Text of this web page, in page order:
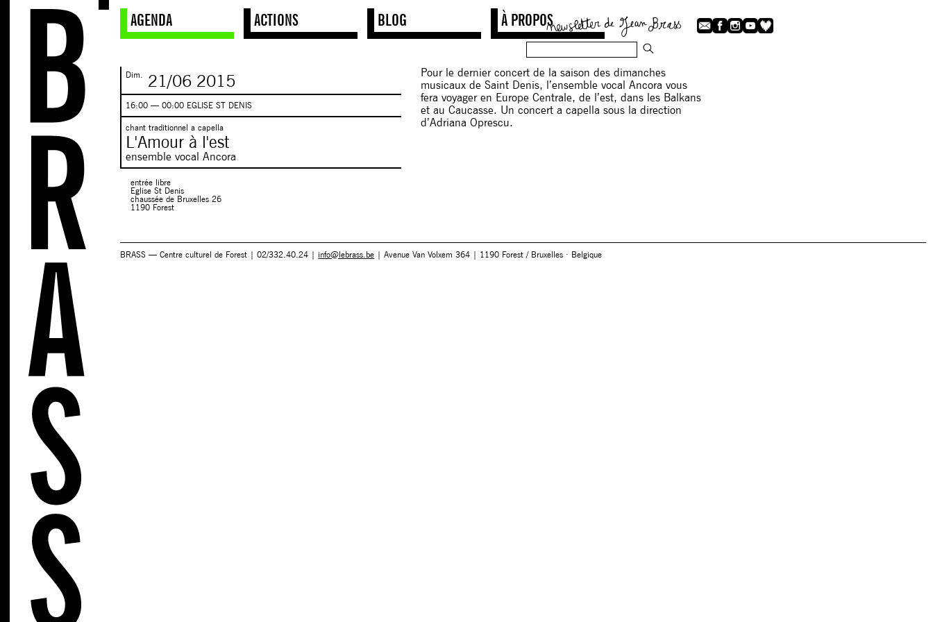
AGENDA ACTIONS BLOG À PROPOS
Dim. 21/06 2015
16:00 — 00:00 EGLISE ST DENIS
chant traditionnel a capella
L'Amour à l'est
ensemble vocal Ancora
entrée libre
Eglise St Denis
chaussée de Bruxelles 26
1190 Forest
Pour le dernier concert de la saison des dimanches
musicaux de Saint Denis, l’ensemble vocal Ancora vous
fera voyager en Europe Centrale, de l’est, dans les Balkans
et au Caucasse. Un concert a capella sous la direction
d’Adriana Oprescu.
BRASS — Centre culturel de Forest | 02/332.40.24 | info@lebrass.be | Avenue Van Volxem 364 | 1190 Forest / Bruxelles · Belgique